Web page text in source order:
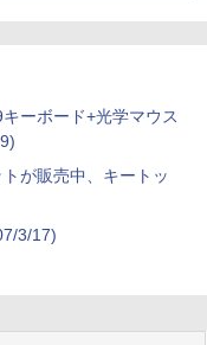
ーボード+光学マウス
が販売中、キートッ
3/17)